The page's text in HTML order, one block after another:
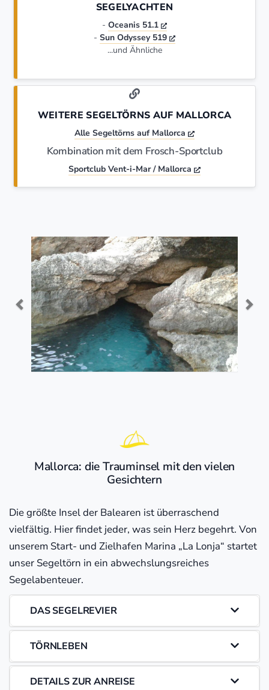
SEGELYACHTEN
- Oceanis 51.1
- Sun Odyssey 519
...und Ähnliche
WEITERE SEGELTÖRNS AUF MALLORCA
Alle Segeltörns auf Mallorca
Kombination mit dem Frosch-Sportclub
Sportclub Vent-i-Mar / Mallorca
Mallorca: die Trauminsel mit den vielen
Gesichtern
Die größte Insel der Balearen ist überraschend
vielfältig. Hier findet jeder, was sein Herz begehrt. Von
unserem Start- und Zielhafen Marina „La Lonja“ startet
unser Segeltörn in ein abwechslungsreiches
Segelabenteuer.
DAS SEGELREVIER
TÖRNLEBEN
DETAILS ZUR ANREISE